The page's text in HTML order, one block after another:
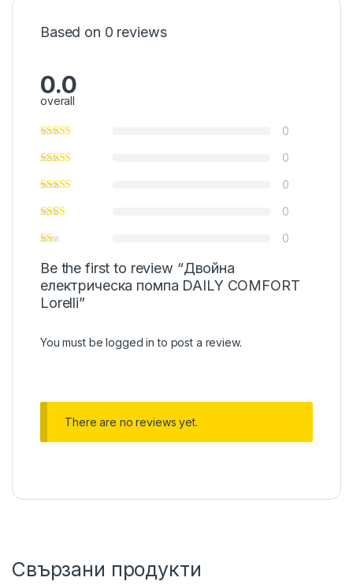
Based on 0 reviews
0.0
overall
0
0
0
0
0
Be the first to review “Двойна
електрическа помпа DAILY COMFORT
Lorelli”
You must belogged in to post a review.
There are no reviews yet.
Свързани продукти